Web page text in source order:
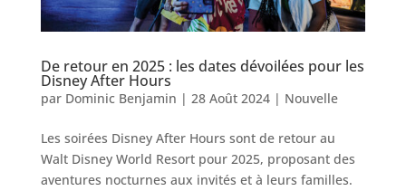
De retour en 2025 : les dates dévoilées pour les
Disney After Hours
par Dominic Benjamin | 28 Août 2024| Nouvelle
Les soirées Disney After Hours sont de retour au
Walt Disney World Resort pour 2025, proposant des
aventures nocturnes aux invités et à leurs familles.